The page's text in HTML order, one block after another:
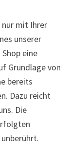
nur mit Ihrer
unserer
eine
Grundlage von
bereits
Dazu reicht
Die